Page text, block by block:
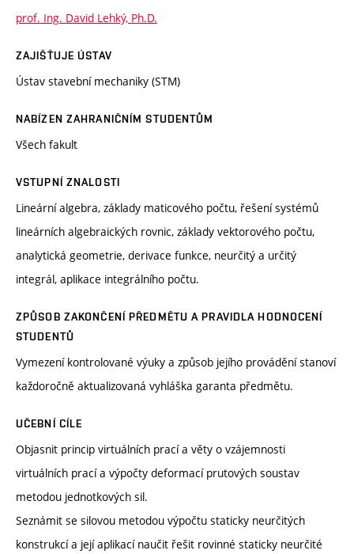
prof. Ing. David Lehký, Ph.D.
ZAJIŠŤUJE ÚSTAV
Ústav stavební mechaniky (STM)
NABÍZEN ZAHRANIČNÍM STUDENTŮM
Všech fakult
VSTUPNÍ ZNALOSTI
Lineární algebra, základy maticového počtu, řešení systémů
lineárních algebraických rovnic, základy vektorového počtu,
analytická geometrie, derivace funkce, neurčitý a určitý
integrál, aplikace integrálního počtu.
ZPŮSOB ZAKONČENÍ PŘEDMĚTU A PRAVIDLA HODNOCENÍ
STUDENTŮ
Vymezení kontrolované výuky a způsob jejího provádění stanoví
každoročně aktualizovaná vyhláška garanta předmětu.
UČEBNÍ CÍLE
Objasnit princip virtuálních prací a věty o vzájemnosti
virtuálních prací a výpočty deformací prutových soustav
metodou jednotkových sil.
Seznámit se silovou metodou výpočtu staticky neurčitých
konstrukcí a její aplikací naučit řešit rovinné staticky neurčité